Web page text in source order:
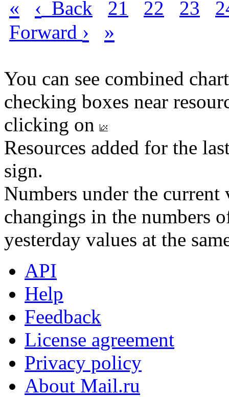
« ‹ Back 21 22 23
Forward › »
You can see combined
checking boxes near
clicking on
Resources added for the
sign.
Numbers under the
changings in the numbers
yesterday values at the
API
Help
Feedback
License agreement
Privacy policy
About Mail.ru